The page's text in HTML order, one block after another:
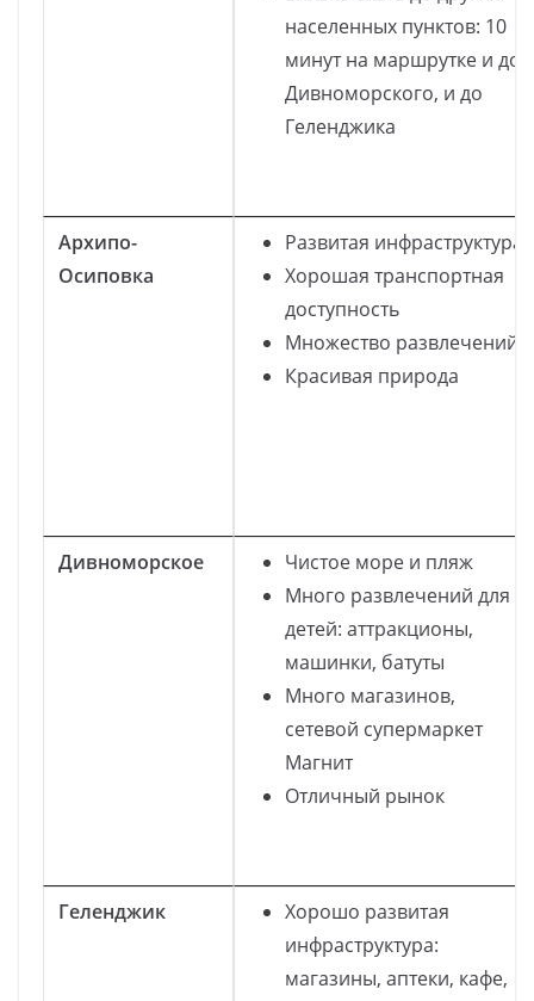
населенных пунктов: 10
минут на маршрутке и до
Дивноморского, и до
Геленджика
Архипо-
Осиповка
Развитая инфраструктура
Хорошая транспортная
доступность
Множество развлечений
Красивая природа
Дивноморское
Чистое море и пляж
Много развлечений для
детей: аттракционы,
машинки, батуты
Много магазинов,
сетевой супермаркет
Магнит
Отличный рынок
Геленджик
Хорошо развитая
инфраструктура:
магазины, аптеки, кафе,